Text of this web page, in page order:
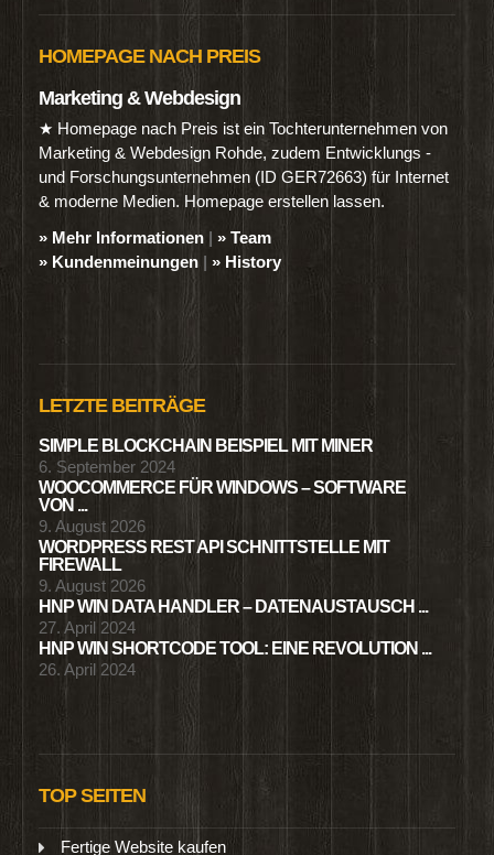
HOMEPAGE NACH PREIS
Marketing & Webdesign
★ Homepage nach Preis ist ein Tochterunternehmen von
Marketing & Webdesign Rohde, zudem Entwicklungs -
und Forschungsunternehmen (ID GER72663) für Internet
& moderne Medien. Homepage erstellen lassen.
» Mehr Informationen | » Team
» Kundenmeinungen | » History
LETZTE BEITRÄGE
SIMPLE BLOCKCHAIN BEISPIEL MIT MINER
6. September 2024
WOOCOMMERCE FÜR WINDOWS – SOFTWARE
VON ...
9. August 2026
WORDPRESS REST API SCHNITTSTELLE MIT
FIREWALL
9. August 2026
HNP WIN DATA HANDLER – DATENAUSTAUSCH ...
27. April 2024
HNP WIN SHORTCODE TOOL: EINE REVOLUTION ...
26. April 2024
TOP SEITEN
Fertige Website kaufen